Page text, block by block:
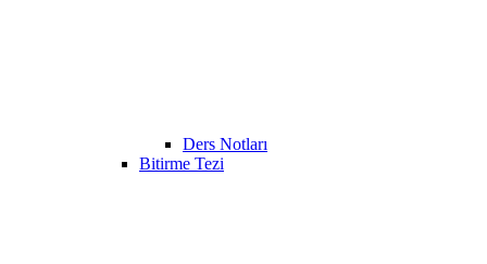
Ders Notları
Bitirme Tezi